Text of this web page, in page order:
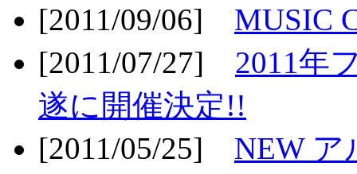
[2011/09/06] MUSIC
[2011/07/27] 2011年
遂に開催決定!!
[2011/05/25] NEW